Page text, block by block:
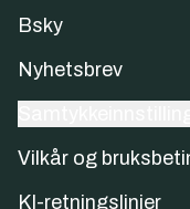
Bsky
Nyhetsbrev
Vilkår og
KI-retningslinjer